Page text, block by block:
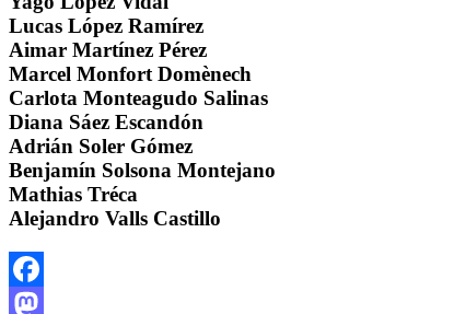
Lucas López Ramírez
Aimar Martínez Pérez
Marcel Monfort Domènech
Carlota Monteagudo Salinas
Diana Sáez Escandón
Adrián Soler Gómez
Benjamín Solsona Montejano
Mathias Tréca
Alejandro Valls Castillo
Facebook